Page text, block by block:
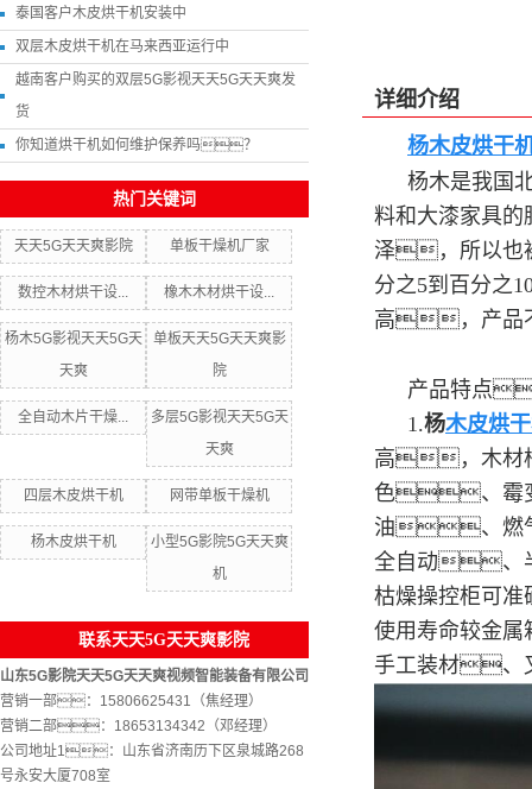
泰国客户木皮烘干机安装中
双层木皮烘干机在马来西亚运行中
越南客户购买的双层5G影视天天5G天天爽发
货
你知道烘干机如何维护保养吗？
热门关键词
天天5G天天爽影院 单板干燥机厂家
数控木材烘干设... 橡木木材烘干设...
杨木5G影视天天5G天
天爽
单板天天5G天天爽影
院
全自动木片干燥...
多层5G影视天天5G天
天爽
四层木皮烘干机 网带单板干燥机
杨木皮烘干机
小型5G影院5G天天爽
机
联系天天5G天天爽影院
山东5G影院天天5G天天爽视频智能装备有限公司
营销一部：15806625431（焦经理）
营销二部：18653134342（邓经理）
公司地址1：山东省济南历下区泉城路268
号永安大厦708室
详细介绍
杨木皮烘干
杨木是我国
料和大漆家具
泽，所以也
分之5到百分
高，产品
产品特点
1.杨木皮烘
高，木材
色、霉
油、燃
全自动、
枯燥操控柜可
使用寿命较金
手工装材、